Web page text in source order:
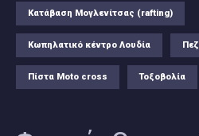
Κατάβαση Μογλενίτσας (rafting)
Κωπηλατικό κέντρο Λουδία
Πίστα Moto cross Τοξοβολία